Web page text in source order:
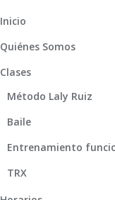
Inicio
Quiénes Somos
Clases
Método Laly Ruiz
Baile
Entrenamiento
TRX